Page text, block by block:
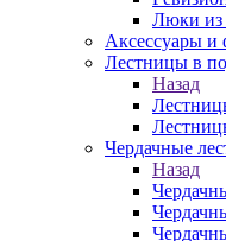
Люки из
Аксессуары и
Лестницы в
Назад
Чердачные
Назад